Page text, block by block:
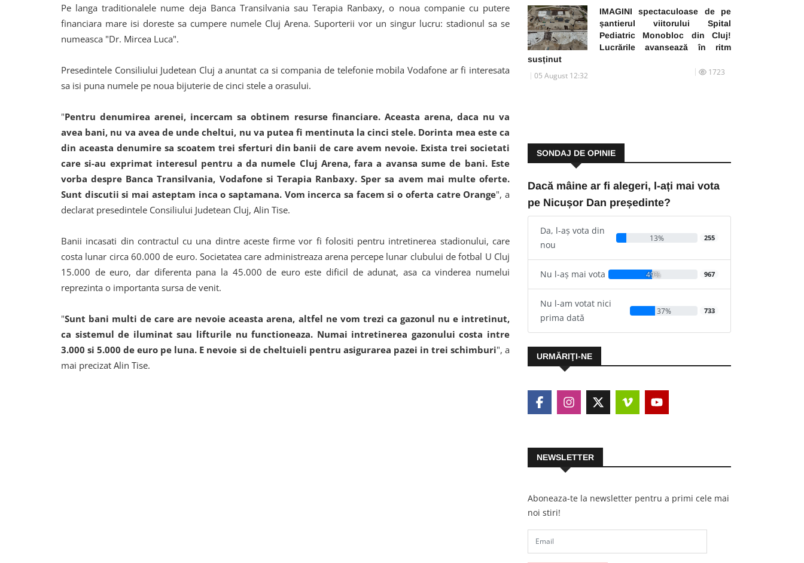
Pe langa traditionalele nume deja Banca Transilvania sau Terapia Ranbaxy, o noua companie cu putere
financiara mare isi doreste sa cumpere numele Cluj Arena. Suporterii vor un singur lucru: stadionul sa se
numeasca "Dr. Mircea Luca".
Presedintele Consiliului Judetean Cluj a anuntat ca si compania de telefonie mobila Vodafone ar fi interesata
sa isi puna numele pe noua bijuterie de cinci stele a orasului.
"Pentru denumirea arenei, incercam sa obtinem resurse financiare. Aceasta arena, daca nu va
avea bani, nu va avea de unde cheltui, nu va putea fi mentinuta la cinci stele. Dorinta mea este ca
din aceasta denumire sa scoatem trei sferturi din banii de care avem nevoie. Exista trei societati
care si-au exprimat interesul pentru a da numele Cluj Arena, fara a avansa sume de bani. Este
vorba despre Banca Transilvania, Vodafone si Terapia Ranbaxy. Sper sa avem mai multe oferte.
Sunt discutii si mai asteptam inca o saptamana. Vom incerca sa facem si o oferta catre Orange", a
declarat presedintele Consiliului Judetean Cluj, Alin Tise.
Banii incasati din contractul cu una dintre aceste firme vor fi folositi pentru intretinerea stadionului, care
costa lunar circa 60.000 de euro. Societatea care administreaza arena percepe lunar clubului de fotbal U Cluj
15.000 de euro, dar diferenta pana la 45.000 de euro este dificil de adunat, asa ca vinderea numelui
reprezinta o importanta sursa de venit.
"Sunt bani multi de care are nevoie aceasta arena, altfel ne vom trezi ca gazonul nu e intretinut,
ca sistemul de iluminat sau lifturile nu functioneaza. Numai intretinerea gazonului costa intre
3.000 si 5.000 de euro pe luna. E nevoie si de cheltuieli pentru asigurarea pazei in trei schimburi", a
mai precizat Alin Tise.
IMAGINI spectaculoase de pe
șantierul viitorului Spital
Pediatric Monobloc din Cluj!
Lucrările avansează în ritm
susținut
05 August 12:32 1723
SONDAJ DE OPINIE
Dacă mâine ar fi alegeri, l-ați mai vota
pe Nicușor Dan președinte?
Da, l-aș vota din
nou
13% 255
Nu l-aș mai vota 49% 967
Nu l-am votat nici
prima dată
37% 733
URMĂRIŢI-NE
NEWSLETTER
Aboneaza-te la newsletter pentru a primi cele mai
noi stiri!